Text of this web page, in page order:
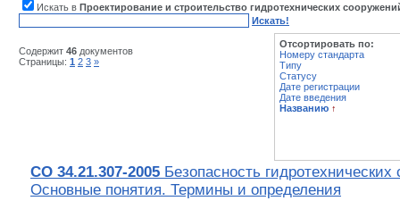
Искать в Проектирование и строительство гидротехнических
Искать!
Содержит 46 документов
Страницы: 1 2 3 »
Отсортировать по:
Номеру стандарта
Типу
Статусу
Дате регистрации
Дате введения
Названию ↑
СО 34.21.307-2005 Безопасность
Основные понятия. Термины и определения